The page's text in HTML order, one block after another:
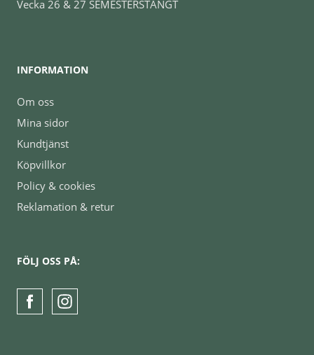
Vecka 26 & 27 SEMESTERSTÄNGT
INFORMATION
Om oss
Mina sidor
Kundtjänst
Köpvillkor
Policy & cookies
Reklamation & retur
FÖLJ OSS PÅ: